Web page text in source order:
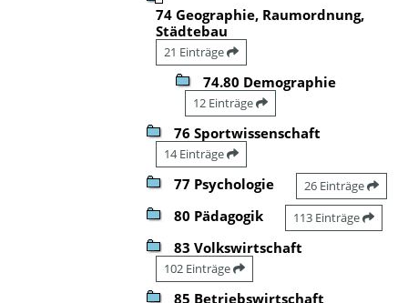
74 Geographie, Raumordnung,
Städtebau
21 Einträge
74.80 Demographie
12 Einträge
76 Sportwissenschaft
14 Einträge
77 Psychologie 26 Einträge
80 Pädagogik 113 Einträge
83 Volkswirtschaft
102 Einträge
85 Betriebswirtschaft